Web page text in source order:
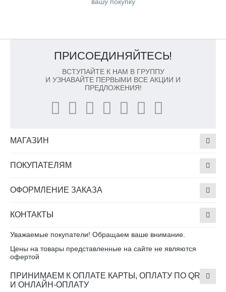
ПРИСОЕДИНЯЙТЕСЬ!
ВСТУПАЙТЕ К НАМ В ГРУППУ
И УЗНАВАЙТЕ ПЕРВЫМИ ВСЕ АКЦИИ И
ПРЕДЛОЖЕНИЯ!
МАГАЗИН
ПОКУПАТЕЛЯМ
ОФОРМЛЕНИЕ ЗАКАЗА
КОНТАКТЫ
Уважаемые покупатели! Обращаем ваше внимание.
Цены на товары представленные на сайте не являются
офертой
ПРИНИМАЕМ К ОПЛАТЕ КАРТЫ, ОПЛАТУ ПО QR
И ОНЛАЙН-ОПЛАТУ